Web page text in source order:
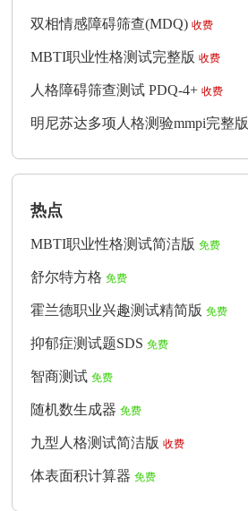
双相情感障碍筛查(MDQ) 收费
MBTI职业性格测试完整版 收费
人格障碍筛查测试 PDQ-4+ 收费
明尼苏达多项人格测验mmpi完整版
热点
MBTI职业性格测试简洁版 免费
舒尔特方格 免费
霍兰德职业兴趣测试精简版 免费
抑郁症测试题SDS 免费
智商测试 免费
随机数生成器 免费
九型人格测试简洁版 收费
体表面积计算器 免费